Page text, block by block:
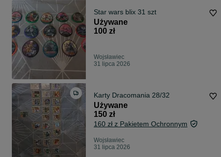
Star wars blix 31 szt
Używane
100 zł
Wojsławiec
31 lipca 2026
Karty Dracomania 28/32
Używane
150 zł
160 zł z Pakietem Ochronnym
Wojsławiec
31 lipca 2026